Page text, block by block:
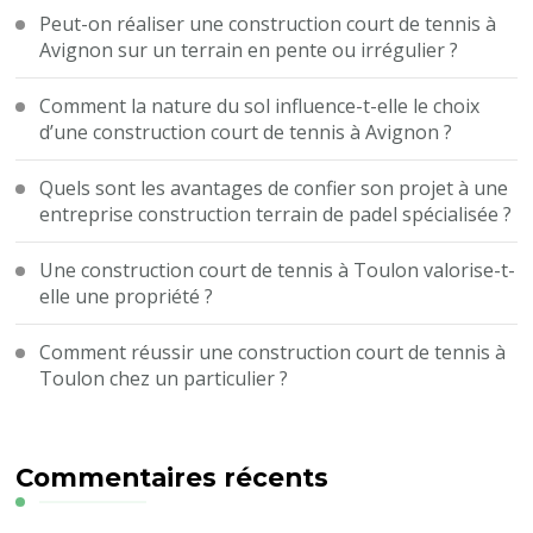
Peut-on réaliser une construction court de tennis à
Avignon sur un terrain en pente ou irrégulier ?
Comment la nature du sol influence-t-elle le choix
d’une construction court de tennis à Avignon ?
Quels sont les avantages de confier son projet à une
entreprise construction terrain de padel spécialisée ?
Une construction court de tennis à Toulon valorise-t-
elle une propriété ?
Comment réussir une construction court de tennis à
Toulon chez un particulier ?
Commentaires récents